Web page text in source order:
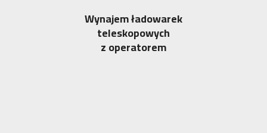
Wynajem ładowarek
teleskopowych
z operatorem